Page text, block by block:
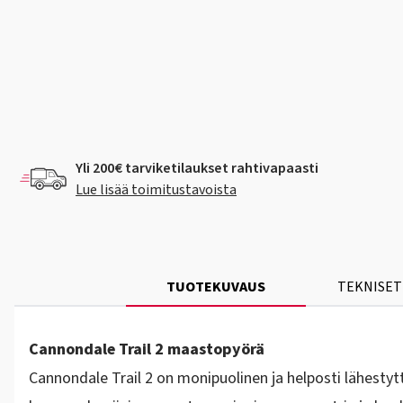
Yli 200€ tarviketilaukset rahtivapaasti
Lue lisää toimitustavoista
TUOTEKUVAUS
Cannondale Trail 2 maastopyörä
Cannondale Trail 2 on monipuolinen ja helposti